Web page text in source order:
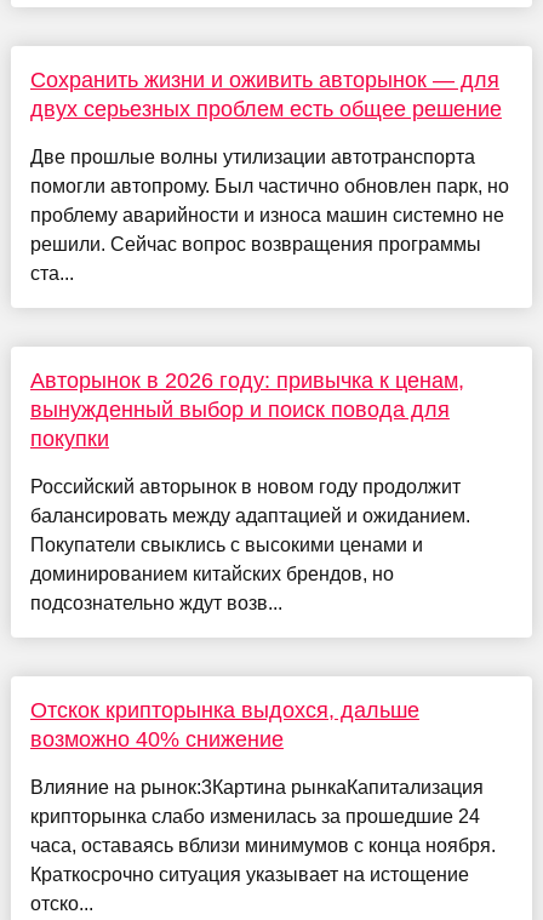
Сохранить жизни и оживить авторынок — для
двух серьезных проблем есть общее решение
Две прошлые волны утилизации автотранспорта
помогли автопрому. Был частично обновлен парк, но
проблему аварийности и износа машин системно не
решили. Сейчас вопрос возвращения программы
ста...
Авторынок в 2026 году: привычка к ценам,
вынужденный выбор и поиск повода для
покупки
Российский авторынок в новом году продолжит
балансировать между адаптацией и ожиданием.
Покупатели свыклись с высокими ценами и
доминированием китайских брендов, но
подсознательно ждут возв...
Отскок крипторынка выдохся, дальше
возможно 40% снижение
Влияние на рынок:3Картина рынкаКапитализация
крипторынка слабо изменилась за прошедшие 24
часа, оставаясь вблизи минимумов с конца ноября.
Краткосрочно ситуация указывает на истощение
отско...